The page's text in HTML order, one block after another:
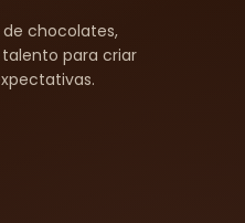
chocolates,
para criar